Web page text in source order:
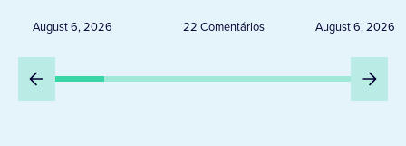
Peru
August 6, 2026 22 Comentários
DESTA
August 6, 2026